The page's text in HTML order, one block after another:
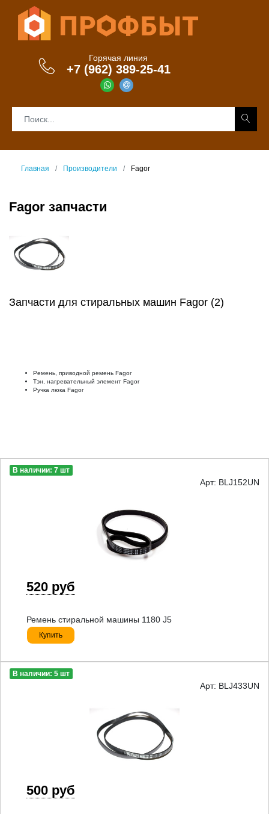
Горячая линия
+7 (962) 389-25-41
Главная Производители Fagor
Fagor запчасти
Запчасти для стиральных машин Fagor (2)
Ремень, приводной ремень Fagor
Тэн, нагревательный элемент Fagor
Ручка люка Fagor
В наличии: 7 шт
Арт: BLJ152UN
520 руб
Ремень стиральной машины 1180 J5
Купить
В наличии: 5 шт
Арт: BLJ433UN
500 руб